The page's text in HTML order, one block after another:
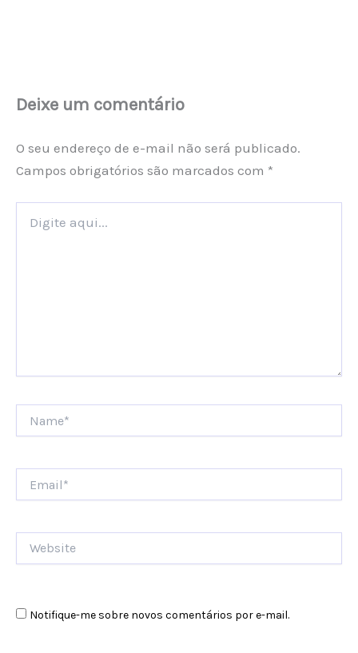
Deixe um comentário
O seu endereço de e-mail não será publicado.
Campos obrigatórios são marcados com *
aqui...
Notifique-me sobre novos comentários por e-mail.